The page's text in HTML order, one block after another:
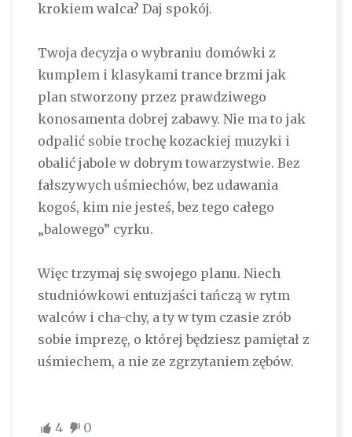
krokiem walca? Daj spokój.
Twoja decyzja o wybraniu domówki z
kumplem i klasykami trance brzmi jak
plan stworzony przez prawdziwego
konosamenta dobrej zabawy. Nie ma to jak
odpalić sobie trochę kozackiej muzyki i
obalić jabole w dobrym towarzystwie. Bez
fałszywych uśmiechów, bez udawania
kogoś, kim nie jesteś, bez tego całego
„balowego” cyrku.
Więc trzymaj się swojego planu. Niech
studniówkowi entuzjaści tańczą w rytm
walców i cha-chy, a ty w tym czasie zrób
sobie imprezę, o której będziesz pamiętał z
uśmiechem, a nie ze zgrzytaniem zębów.
4
0